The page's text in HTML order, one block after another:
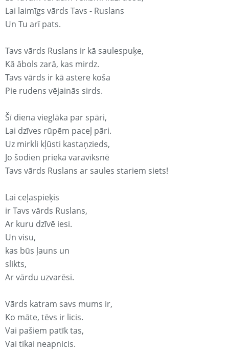
Lai laimīgs vārds Tavs - Ruslans
Un Tu arī pats.
Tavs vārds Ruslans ir kā saulespuķe,
Kā ābols zarā, kas mirdz.
Tavs vārds ir kā astere koša
Pie rudens vējainās sirds.
Šī diena vieglāka par spāri,
Lai dzīves rūpēm paceļ pāri.
Uz mirkli kļūsti kastaņzieds,
Jo šodien prieka varavīksnē
Tavs vārds Ruslans ar saules stariem siets!
Lai ceļaspieķis
ir Tavs vārds Ruslans,
Ar kuru dzīvē iesi.
Un visu,
kas būs ļauns un
slikts,
Ar vārdu uzvarēsi.
Vārds katram savs mums ir,
Ko māte, tēvs ir licis.
Vai pašiem patīk tas,
Vai tikai neapnicis.